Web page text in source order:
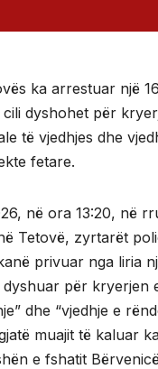
ka arrestuar një
cili dyshohet për
të vjedhjes dhe
fetare.
në ora 13:20, në
Tetovë, zyrtarët
privuar nga liria
dyshuar për kryerjen
dhe “vjedhje e
muajit të kaluar
e fshatit